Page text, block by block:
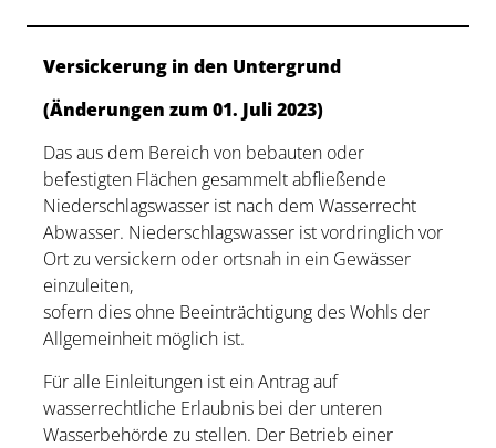
Beschreibung
Versickerung in den Untergrund
(Änderungen zum 01. Juli 2023)
Das aus dem Bereich von bebauten oder
befestigten Flächen gesammelt abfließende
Niederschlagswasser ist nach dem Wasserrecht
Abwasser. Niederschlagswasser ist vordringlich vor
Ort zu versickern oder ortsnah in ein Gewässer
einzuleiten,
sofern dies ohne Beeinträchtigung des Wohls der
Allgemeinheit möglich ist.
Für alle Einleitungen ist ein Antrag auf
wasserrechtliche Erlaubnis bei der unteren
Wasserbehörde zu stellen. Der Betrieb einer